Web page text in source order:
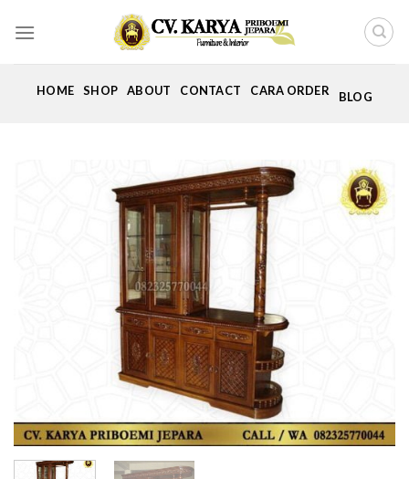
HOME SHOP ABOUT CONTACT CARA ORDER BLOG